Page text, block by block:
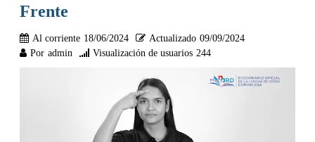
Frente
Al corriente 18/06/2024 Actualizado 09/09/2024
Por admin Visualización de usuarios 244